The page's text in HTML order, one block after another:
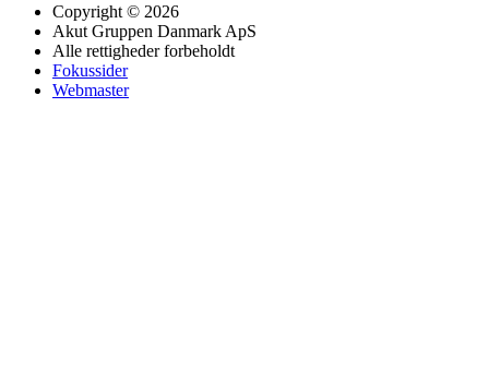
Copyright © 2026
Akut Gruppen Danmark ApS
Alle rettigheder forbeholdt
Fokussider
Webmaster